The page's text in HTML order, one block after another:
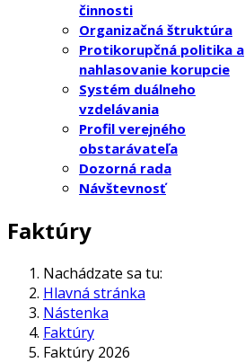
činnosti
Organizačná štruktúra
Protikorupčná politika a
nahlasovanie korupcie
Systém duálneho
vzdelávania
Profil verejného
obstarávateľa
Dozorná rada
Návštevnosť
Faktúry
Nachádzate sa tu:
Hlavná stránka
Nástenka
Faktúry
Faktúry 2026